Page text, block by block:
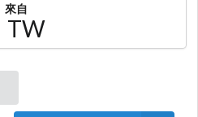
來自
TW